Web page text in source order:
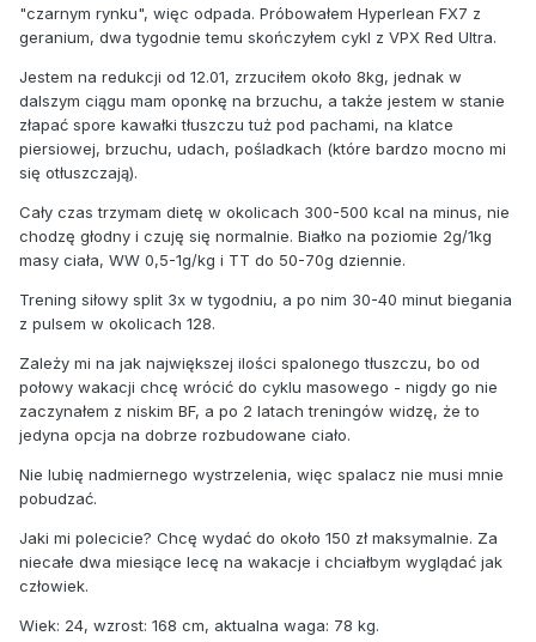
"czarnym rynku", więc odpada. Próbowałem Hyperlean FX7 z
geranium, dwa tygodnie temu skończyłem cykl z VPX Red Ultra.
Jestem na redukcji od 12.01, zrzuciłem około 8kg, jednak w
dalszym ciągu mam oponkę na brzuchu, a także jestem w stanie
złapać spore kawałki tłuszczu tuż pod pachami, na klatce
piersiowej, brzuchu, udach, pośladkach (które bardzo mocno mi
się otłuszczają).
Cały czas trzymam dietę w okolicach 300-500 kcal na minus, nie
chodzę głodny i czuję się normalnie. Białko na poziomie 2g/1kg
masy ciała, WW 0,5-1g/kg i TT do 50-70g dziennie.
Trening siłowy split 3x w tygodniu, a po nim 30-40 minut biegania
z pulsem w okolicach 128.
Zależy mi na jak największej ilości spalonego tłuszczu, bo od
połowy wakacji chcę wrócić do cyklu masowego - nigdy go nie
zaczynałem z niskim BF, a po 2 latach treningów widzę, że to
jedyna opcja na dobrze rozbudowane ciało.
Nie lubię nadmiernego wystrzelenia, więc spalacz nie musi mnie
pobudzać.
Jaki mi polecicie? Chcę wydać do około 150 zł maksymalnie. Za
niecałe dwa miesiące lecę na wakacje i chciałbym wyglądać jak
człowiek.
Wiek: 24, wzrost: 168 cm, aktualna waga: 78 kg.